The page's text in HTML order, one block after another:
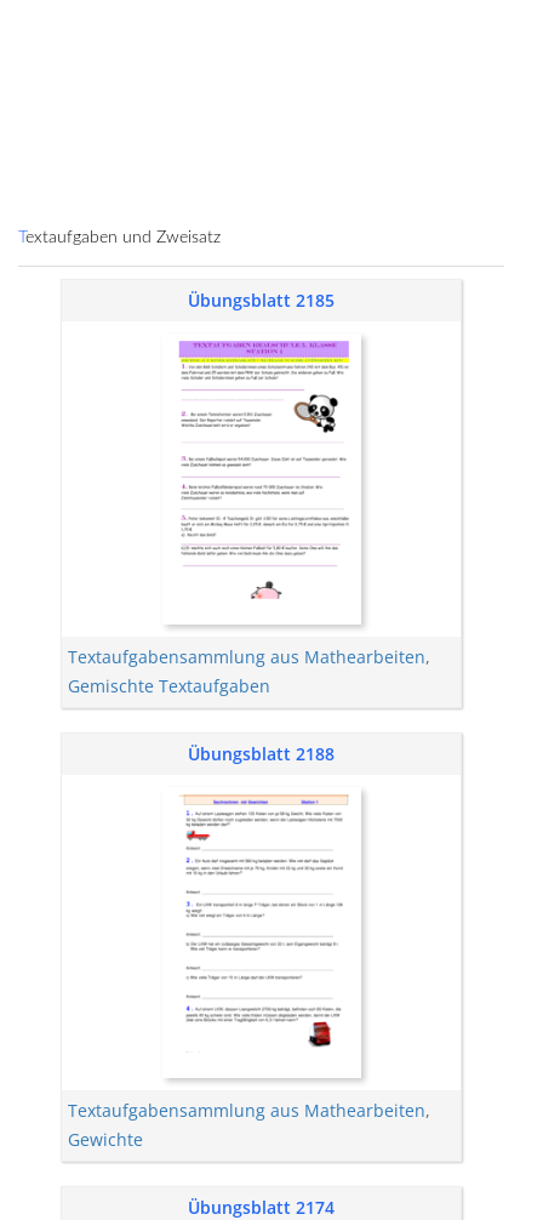
Textaufgaben und Zweisatz
Übungsblatt 2185
Textaufgabensammlung aus Mathearbeiten,
Gemischte Textaufgaben
Übungsblatt 2188
Textaufgabensammlung aus Mathearbeiten,
Gewichte
Übungsblatt 2174